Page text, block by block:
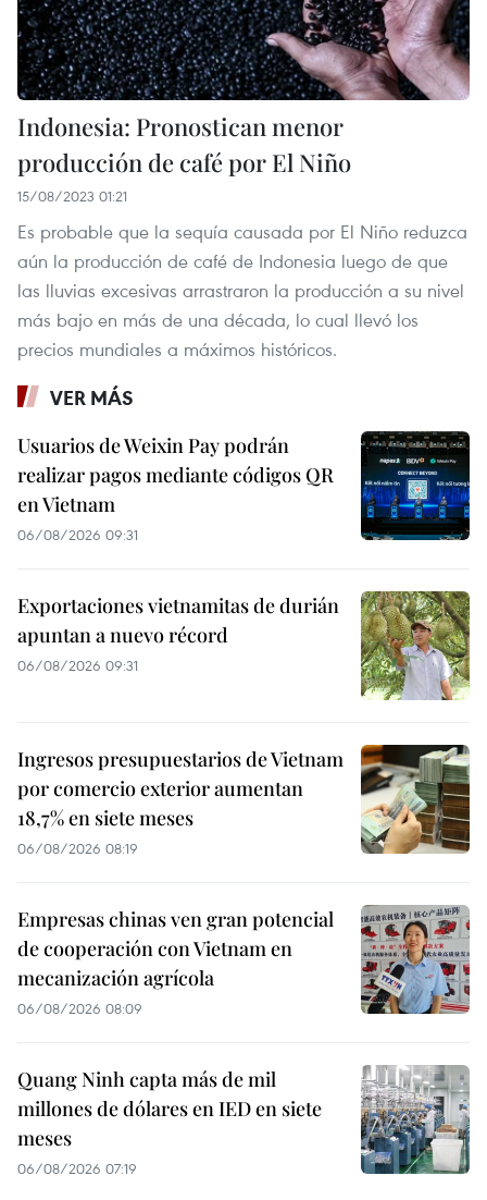
Indonesia: Pronostican menor
producción de café por El Niño
15/08/2023 01:21
Es probable que la sequía causada por El Niño reduzca
aún la producción de café de Indonesia luego de que
las lluvias excesivas arrastraron la producción a su nivel
más bajo en más de una década, lo cual llevó los
precios mundiales a máximos históricos.
VER MÁS
Usuarios de Weixin Pay podrán
realizar pagos mediante códigos QR
en Vietnam
06/08/2026 09:31
Exportaciones vietnamitas de durián
apuntan a nuevo récord
06/08/2026 09:31
Ingresos presupuestarios de Vietnam
por comercio exterior aumentan
18,7% en siete meses
06/08/2026 08:19
Empresas chinas ven gran potencial
de cooperación con Vietnam en
mecanización agrícola
06/08/2026 08:09
Quang Ninh capta más de mil
millones de dólares en IED en siete
meses
06/08/2026 07:19